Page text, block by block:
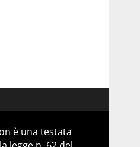
è una testata